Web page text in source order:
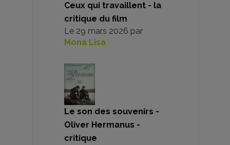
Ceux qui travaillent - la
critique du film
Le 29 mars 2026 par
Mona Lisa
Le son des souvenirs -
Oliver Hermanus -
critique